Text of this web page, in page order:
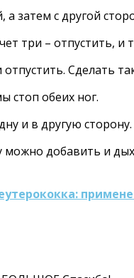
затем с другой
три – отпустить, и
Сделать
стоп обеих ног.
и в другую сторону.
можно добавить и